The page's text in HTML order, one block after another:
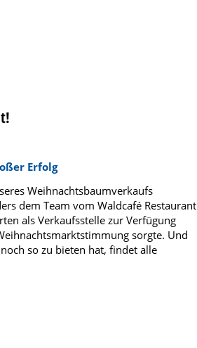
Erfolg
Weihnachtsbaumverkaufs
dem Team vom Waldcafé Restaurant
als Verkaufsstelle zur Verfügung
sorgte. Und
so zu bieten hat, findet alle